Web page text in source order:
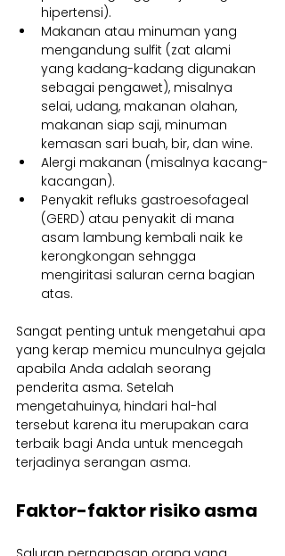
hipertensi).
Makanan atau minuman yang
mengandung sulfit (zat alami
yang kadang-kadang digunakan
sebagai pengawet), misalnya
selai, udang, makanan olahan,
makanan siap saji, minuman
kemasan sari buah, bir, dan wine.
Alergi makanan (misalnya kacang-
kacangan).
Penyakit refluks gastroesofageal
(GERD) atau penyakit di mana
asam lambung kembali naik ke
kerongkongan sehngga
mengiritasi saluran cerna bagian
atas.
Sangat penting untuk mengetahui apa
yang kerap memicu munculnya gejala
apabila Anda adalah seorang
penderita asma. Setelah
mengetahuinya, hindari hal-hal
tersebut karena itu merupakan cara
terbaik bagi Anda untuk mencegah
terjadinya serangan asma.
Faktor-faktor risiko asma